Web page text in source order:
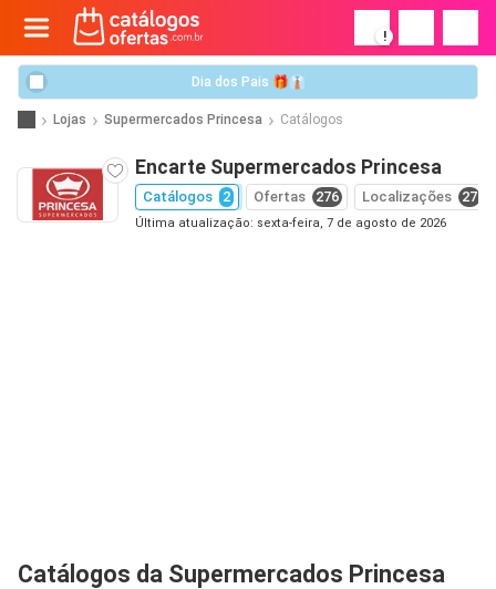
!
Dia dos Pais 🎁👔
Lojas Supermercados Princesa Catálogos
Encarte Supermercados Princesa
Catálogos 2 Ofertas 276 Localizações 27
Última atualização: sexta-feira, 7 de agosto de 2026
Catálogos da Supermercados Princesa